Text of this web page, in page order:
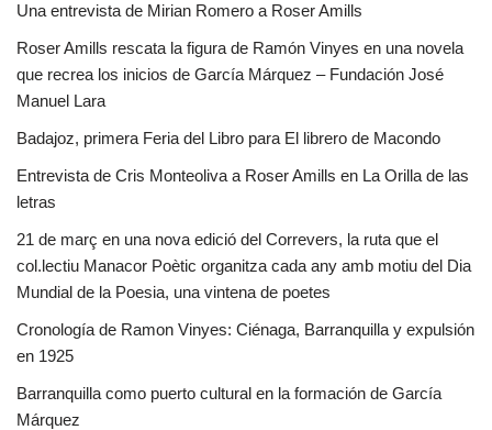
Una entrevista de Mirian Romero a Roser Amills
Roser Amills rescata la figura de Ramón Vinyes en una novela
que recrea los inicios de García Márquez – Fundación José
Manuel Lara
Badajoz, primera Feria del Libro para El librero de Macondo
Entrevista de Cris Monteoliva a Roser Amills en La Orilla de las
letras
21 de març en una nova edició del Correvers, la ruta que el
col.lectiu Manacor Poètic organitza cada any amb motiu del Dia
Mundial de la Poesia, una vintena de poetes
Cronología de Ramon Vinyes: Ciénaga, Barranquilla y expulsión
en 1925
Barranquilla como puerto cultural en la formación de García
Márquez